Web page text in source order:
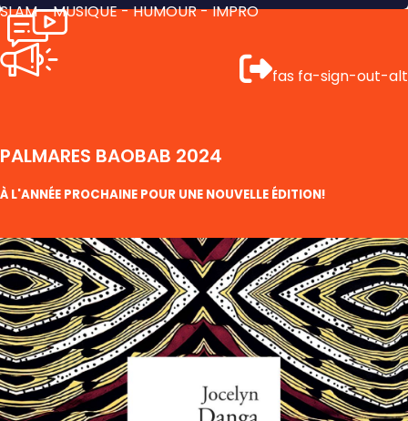
SLAM - MUSIQUE - HUMOUR - IMPRO
fas fa-sign-out-alt
PALMARES BAOBAB 2024
À L'ANNÉE PROCHAINE POUR UNE NOUVELLE ÉDITION!